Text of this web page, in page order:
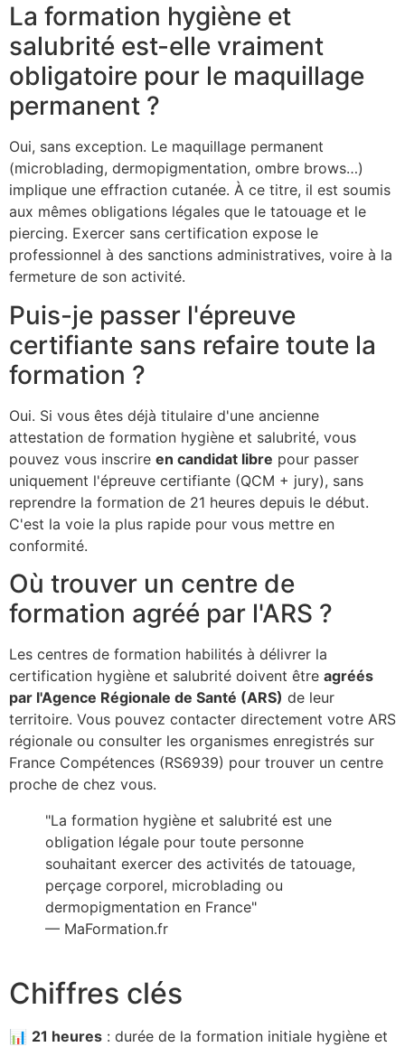
La formation hygiène et
salubrité est-elle vraiment
obligatoire pour le maquillage
permanent ?
Oui, sans exception. Le maquillage permanent
(microblading, dermopigmentation, ombre brows…)
implique une effraction cutanée. À ce titre, il est soumis
aux mêmes obligations légales que le tatouage et le
piercing. Exercer sans certification expose le
professionnel à des sanctions administratives, voire à la
fermeture de son activité.
Puis-je passer l'épreuve
certifiante sans refaire toute la
formation ?
Oui. Si vous êtes déjà titulaire d'une ancienne
attestation de formation hygiène et salubrité, vous
pouvez vous inscrire en candidat libre pour passer
uniquement l'épreuve certifiante (QCM + jury), sans
reprendre la formation de 21 heures depuis le début.
C'est la voie la plus rapide pour vous mettre en
conformité.
Où trouver un centre de
formation agréé par l'ARS ?
Les centres de formation habilités à délivrer la
certification hygiène et salubrité doivent être agréés
par l'Agence Régionale de Santé (ARS) de leur
territoire. Vous pouvez contacter directement votre ARS
régionale ou consulter les organismes enregistrés sur
France Compétences (RS6939) pour trouver un centre
proche de chez vous.
"La formation hygiène et salubrité est une
obligation légale pour toute personne
souhaitant exercer des activités de tatouage,
perçage corporel, microblading ou
dermopigmentation en France"
— MaFormation.fr
Chiffres clés
📊 21 heures : durée de la formation initiale hygiène et